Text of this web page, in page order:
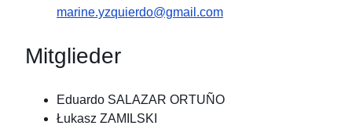
marine.yzquierdo@gmail.com
Mitglieder
Eduardo SALAZAR ORTUÑO
Łukasz ZAMILSKI